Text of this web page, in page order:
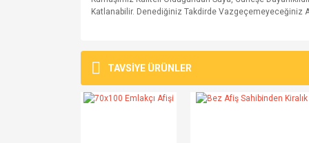
Katlanabilir. Denediğiniz Takdirde Vazgeçemeyeceğiniz
Ürün resmi kalitesiz, bozuk veya
TAVSİYE ÜRÜNLER